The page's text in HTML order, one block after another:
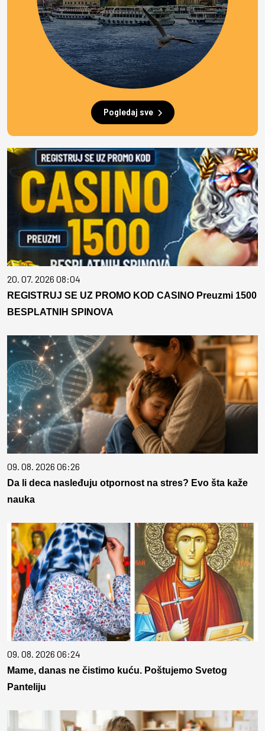
Pogledaj sve
20. 07. 2026 08:04
REGISTRUJ SE UZ PROMO KOD CASINO Preuzmi 1500
BESPLATNIH SPINOVA
09. 08. 2026 06:26
Da li deca nasleđuju otpornost na stres? Evo šta kaže
nauka
09. 08. 2026 06:24
Mame, danas ne čistimo kuću. Poštujemo Svetog
Panteliju